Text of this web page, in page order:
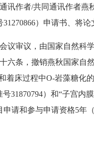
作者/共同通讯作者燕
）申请书、将
审议，由国家自然科
六条，撤销燕秋国家自
着床过程中O-岩藻糖
31870794）和“子宫内
请和参与申请资格5年